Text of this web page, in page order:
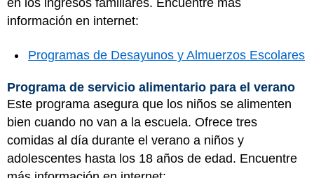
en los ingresos familiares. Encuentre más
información en internet:
Programas de Desayunos y Almuerzos Escolares
Programa de servicio alimentario para el verano
Este programa asegura que los niños se alimenten
bien cuando no van a la escuela. Ofrece tres
comidas al día durante el verano a niños y
adolescentes hasta los 18 años de edad. Encuentre